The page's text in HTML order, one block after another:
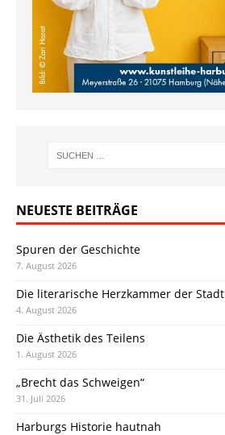
NEUESTE BEITRÄGE
Spuren der Geschichte
7. August 2026
Die literarische Herzkammer der Stadt
4. August 2026
Die Ästhetik des Teilens
1. August 2026
„Brecht das Schweigen“
31. Juli 2026
Harburgs Historie hautnah